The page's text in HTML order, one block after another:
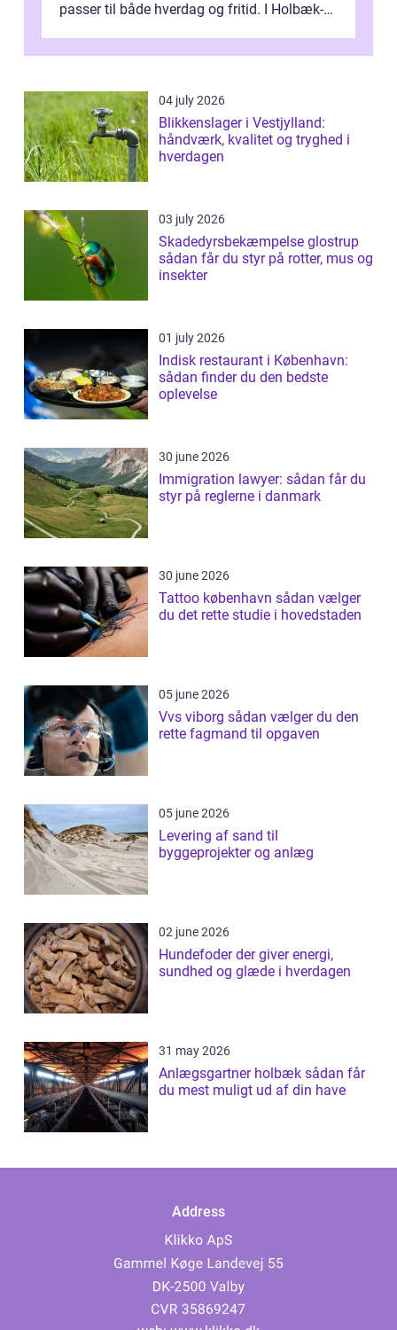
passer til både hverdag og fritid. I Holbæk-
ønsker mere...
04 july 2026
Blikkenslager i Vestjylland:
håndværk, kvalitet og tryghed i
hverdagen
03 july 2026
Skadedyrsbekæmpelse glostrup
sådan får du styr på rotter, mus og
insekter
01 july 2026
Indisk restaurant i København:
sådan finder du den bedste
oplevelse
30 june 2026
Immigration lawyer: sådan får du
styr på reglerne i danmark
30 june 2026
Tattoo københavn sådan vælger
du det rette studie i hovedstaden
05 june 2026
Vvs viborg sådan vælger du den
rette fagmand til opgaven
05 june 2026
Levering af sand til
byggeprojekter og anlæg
02 june 2026
Hundefoder der giver energi,
sundhed og glæde i hverdagen
31 may 2026
Anlægsgartner holbæk sådan får
du mest muligt ud af din have
Address